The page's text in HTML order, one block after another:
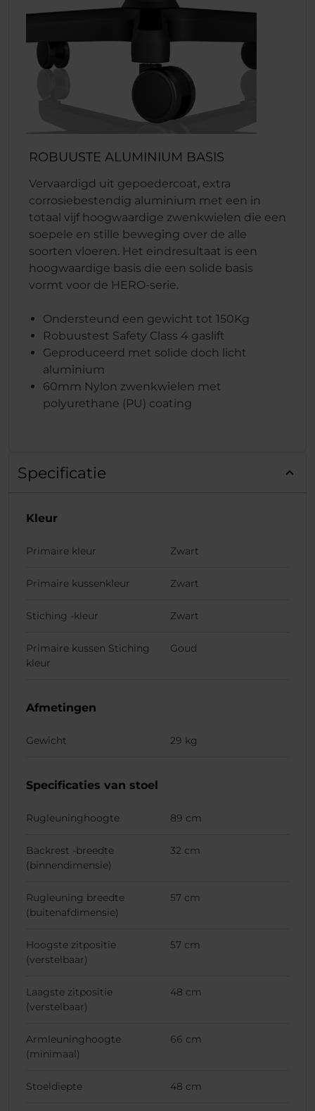
ROBUUSTE ALUMINIUM BASIS
Vervaardigd uit gepoedercoat, extra
corrosiebestendig aluminium met een in
totaal vijf hoogwaardige zwenkwielen die een
soepele en stille beweging over de alle
soorten vloeren. Het eindresultaat is een
hoogwaardige basis die een solide basis
vormt voor de HERO-serie.
Ondersteund een gewicht tot 150Kg
Robuustest Safety Class 4 gaslift
Geproduceerd met solide doch licht
aluminium
60mm Nylon zwenkwielen met
polyurethane (PU) coating
Specificatie
Kleur
Primaire kleur Zwart
Primaire kussenkleur Zwart
Stiching -kleur Zwart
Primaire kussen Stiching
kleur
Goud
Afmetingen
Gewicht 29 kg
Specificaties van stoel
Rugleuninghoogte 89 cm
Backrest -breedte
(binnendimensie)
32 cm
Rugleuning breedte
(buitenafdimensie)
57 cm
Hoogste zitpositie
(verstelbaar)
57 cm
Laagste zitpositie
(verstelbaar)
48 cm
Armleuninghoogte
(minimaal)
66 cm
Stoeldiepte 48 cm